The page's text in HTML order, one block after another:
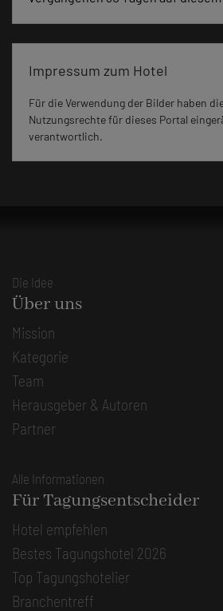
Impressum zum Hotel
Für die Verwendung der Bilder haben
Nutzungsrechte für dieses Portal
verantwortlich.
Die Idee
Über uns
Mission
Kategorie
Team
Herausgeber & Autoren
Partner
Alle Informationen
Für Tagungsentscheider
Hotel empfehlen
Bestes Tagungshotel 2026
Top Tagungshotelier
Branchentreff